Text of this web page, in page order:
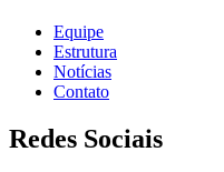
Equipe
Estrutura
Notícias
Contato
Redes Sociais